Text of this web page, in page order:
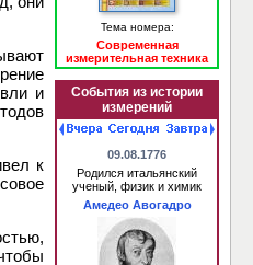
и
к
Тема номера:
Современная
измерительная техника
События из истории
измерений
09.08.1776
Родился итальянский
ученый, физик и химик
Амедео Авогадро